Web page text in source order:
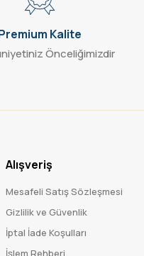
Kalite
Önceliğimizdir
Alışveriş
Mesafeli Satış Sözleşmesi
Gizlilik ve Güvenlik
İptal İade Koşulları
İşlem Rehberi